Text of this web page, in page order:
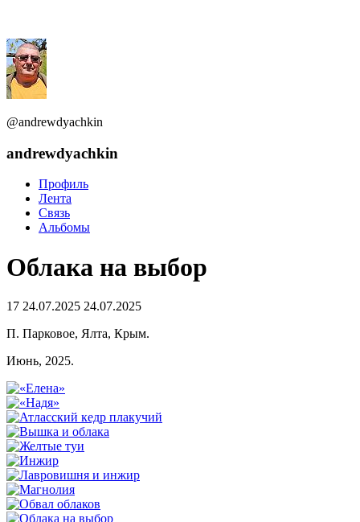
@andrewdyachkin
andrewdyachkin
Профиль
Лента
Связь
Альбомы
Облака на выбор
17 24.07.2025 24.07.2025
П. Парковое, Ялта, Крым.
Июнь, 2025.